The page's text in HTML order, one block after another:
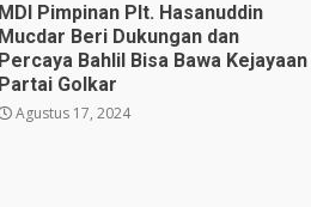
MDI Pimpinan Plt. Hasanuddin
Mucdar Beri Dukungan dan
Percaya Bahlil Bisa Bawa Kejayaan
Partai Golkar
Agustus 17, 2024